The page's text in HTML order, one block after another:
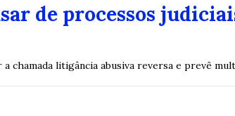
de processos
chamada litigância abusiva reversa e prevê